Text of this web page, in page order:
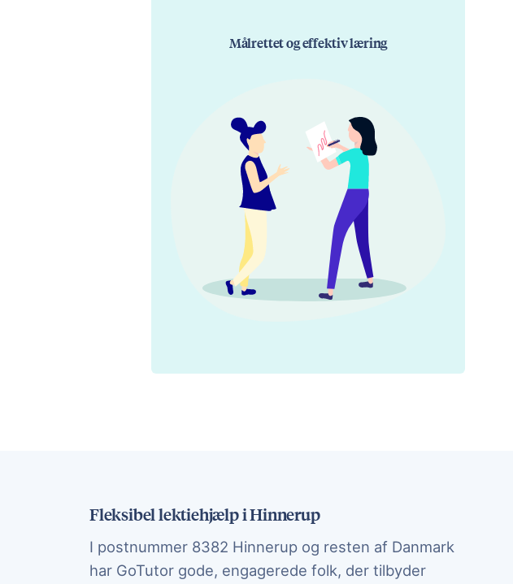
Målrettet og effektiv læring
Fleksibel lektiehjælp i Hinnerup
I postnummer 8382 Hinnerup og resten af Danmark
har GoTutor gode, engagerede folk, der tilbyder